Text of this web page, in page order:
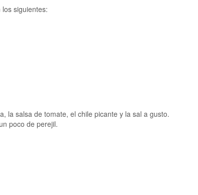
los siguientes:
la salsa de tomate, el chile picante y la sal a gusto.
poco de perejil.